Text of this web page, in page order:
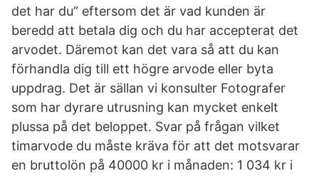
det har du” eftersom det är vad kunden är
beredd att betala dig och du har accepterat det
arvodet. Däremot kan det vara så att du kan
förhandla dig till ett högre arvode eller byta
uppdrag. Det är sällan vi konsulter Fotografer
som har dyrare utrusning kan mycket enkelt
plussa på det beloppet. Svar på frågan vilket
timarvode du måste kräva för att det motsvarar
en bruttolön på 40000 kr i månaden: 1 034 kr i